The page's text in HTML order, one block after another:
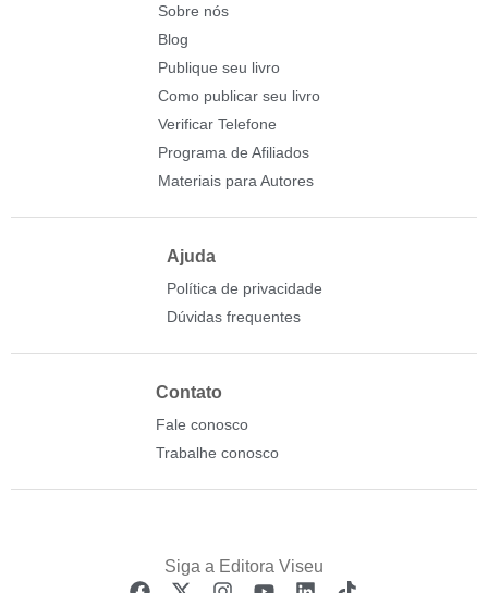
Sobre nós
Blog
Publique seu livro
Como publicar seu livro
Verificar Telefone
Programa de Afiliados
Materiais para Autores
Ajuda
Política de privacidade
Dúvidas frequentes
Contato
Fale conosco
Trabalhe conosco